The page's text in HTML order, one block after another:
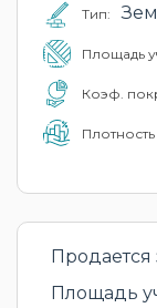
Тип:
Площадь
Коэф.
Продается
Площадь